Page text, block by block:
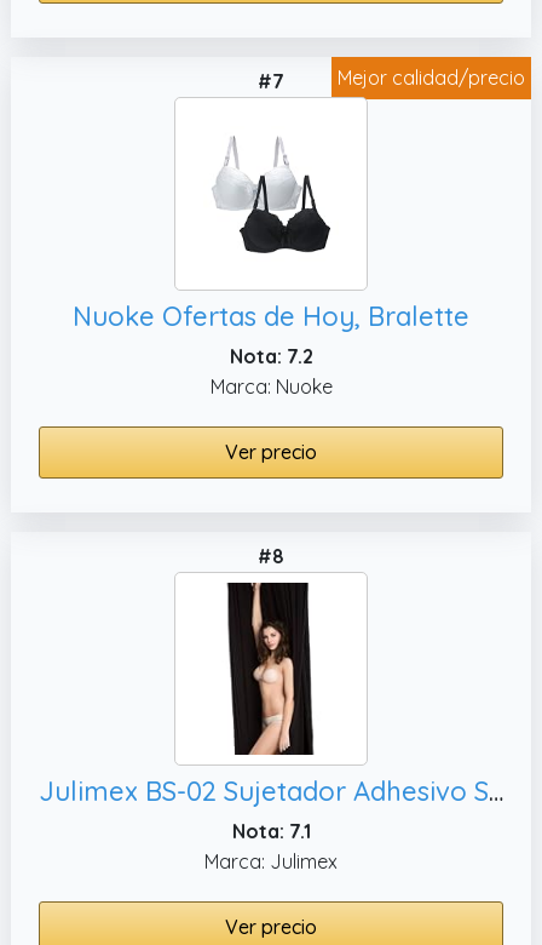
Mejor calidad/precio
#7
Nuoke Ofertas de Hoy, Bralette
Nota: 7.2
Marca: Nuoke
Ver precio
#8
Julimex BS-02 Sujetador Adhesivo Sin Tirantes Espalda Al Aire Liso Push Up - Hecho En La UE,B
Nota: 7.1
Marca: Julimex
Ver precio